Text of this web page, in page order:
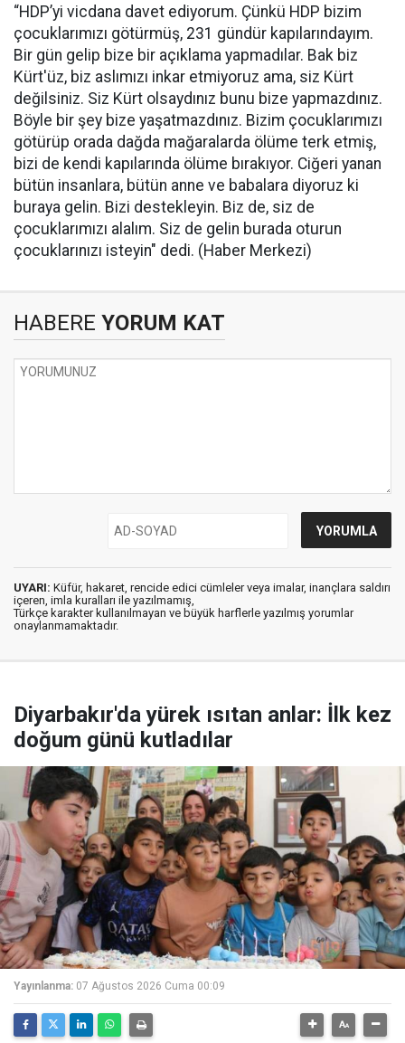
“HDP’yi vicdana davet ediyorum. Çünkü HDP bizim
çocuklarımızı götürmüş, 231 gündür kapılarındayım.
Bir gün gelip bize bir açıklama yapmadılar. Bak biz
Kürt'üz, biz aslımızı inkar etmiyoruz ama, siz Kürt
değilsiniz. Siz Kürt olsaydınız bunu bize yapmazdınız.
Böyle bir şey bize yaşatmazdınız. Bizim çocuklarımızı
götürüp orada dağda mağaralarda ölüme terk etmiş,
bizi de kendi kapılarında ölüme bırakıyor. Ciğeri yanan
bütün insanlara, bütün anne ve babalara diyoruz ki
buraya gelin. Bizi destekleyin. Biz de, siz de
çocuklarımızı alalım. Siz de gelin burada oturun
çocuklarınızı isteyin" dedi. (Haber Merkezi)
HABERE YORUM KAT
UYARI: Küfür, hakaret, rencide edici cümleler veya imalar, inançlara saldırı
içeren, imla kuralları ile yazılmamış,
Türkçe karakter kullanılmayan ve büyük harflerle yazılmış yorumlar
onaylanmamaktadır.
Diyarbakır'da yürek ısıtan anlar: İlk kez
doğum günü kutladılar
Yayınlanma: 07 Ağustos 2026 Cuma 00:09